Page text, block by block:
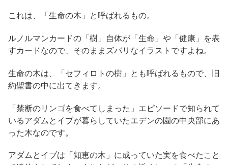
これは、「生命の木」と呼ばれるもの。
ルノルマンカードの「樹」自体が「生命」や「健康」を表
すカードなので、そのままズバリなイラストですよね。
生命の木は、「セフィロトの樹」とも呼ばれるもので、旧
約聖書の中に出てきます。
「禁断のリンゴを食べてしまった」エピソードで知られて
いるアダムとイブが暮らしていたエデンの園の中央部にあ
った木なのです。
アダムとイブは「知恵の木」に成っていた実を食べたこと